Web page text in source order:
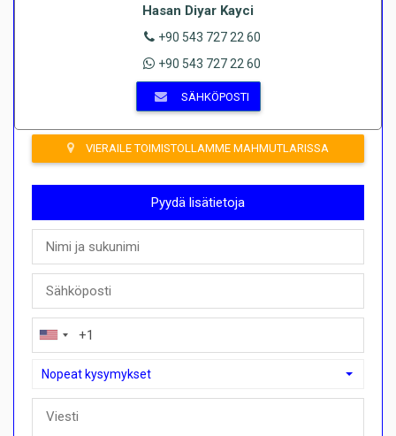
Hasan Diyar Kayci
+90 543 727 22 60
+90 543 727 22 60
SÄHKÖPOSTI
VIERAILE TOIMISTOLLAMME MAHMUTLARISSA
Pyydä lisätietoja
Nopeat kysymykset
Nopeat kysymykset